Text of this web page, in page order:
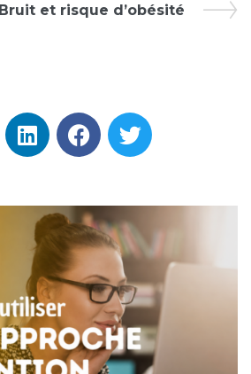
Bruit et risque d’obésité